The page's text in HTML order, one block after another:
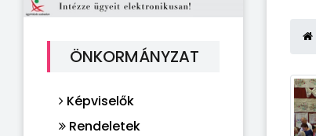
ÖNKORMÁNYZAT
Képviselők
Rendeletek